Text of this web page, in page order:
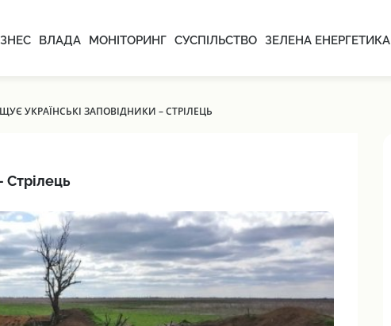
ВЛАДА МОНІТОРИНГ СУСПІЛЬСТВО ЗЕЛЕНА ЕНЕРГЕТИКА
УКРАЇНСЬКІ ЗАПОВІДНИКИ – СТРІЛЕЦЬ
Стрілець